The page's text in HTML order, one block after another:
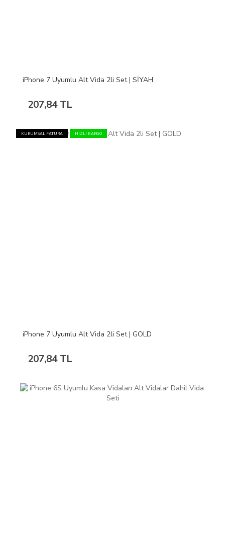
iPhone 7 Uyumlu Alt Vida 2li Set | SİYAH
207,84 TL
KURUMSAL FATURA HIZLI KARGO
iPhone 7 Uyumlu Alt Vida 2li Set | GOLD
207,84 TL